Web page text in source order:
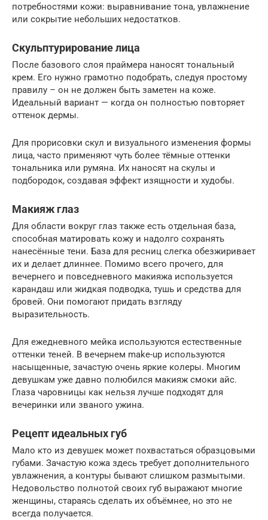
потребностями кожи: выравнивание тона, увлажнение
или сокрытие небольших недостатков.
Скульптурирование лица
После базового слоя праймера наносят тональный
крем. Его нужно грамотно подобрать, следуя простому
правилу – он не должен быть заметен на коже.
Идеальный вариант — когда он полностью повторяет
оттенок дермы.
Для прорисовки скул и визуального изменения формы
лица, часто применяют чуть более тёмные оттенки
тональника или румяна. Их наносят на скулы и
подбородок, создавая эффект изящности и худобы.
Макияж глаз
Для области вокруг глаз также есть отдельная база,
способная матировать кожу и надолго сохранять
нанесённые тени. База для ресниц слегка обезжиривает
их и делает длиннее. Помимо всего прочего, для
вечернего и повседневного макияжа используется
карандаш или жидкая подводка, тушь и средства для
бровей. Они помогают придать взгляду
выразительность.
Для ежедневного мейка используются естественные
оттенки теней. В вечернем make-up используются
насыщенные, зачастую очень яркие колеры. Многим
девушкам уже давно полюбился макияж смоки айс.
Глаза чаровницы как нельзя лучше подходят для
вечеринки или званого ужина.
Рецепт идеальных губ
Мало кто из девушек может похвастаться образцовыми
губами. Зачастую кожа здесь требует дополнительного
увлажнения, а контуры бывают слишком размытыми.
Недовольство полнотой своих губ выражают многие
женщины, стараясь сделать их объёмнее, но это не
всегда получается.